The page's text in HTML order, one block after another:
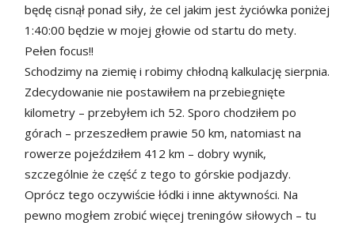
będę cisnął ponad siły, że cel jakim jest życiówka poniżej
1:40:00 będzie w mojej głowie od startu do mety.
Pełen focus!!
Schodzimy na ziemię i robimy chłodną kalkulację sierpnia.
Zdecydowanie nie postawiłem na przebiegnięte
kilometry – przebyłem ich 52. Sporo chodziłem po
górach – przeszedłem prawie 50 km, natomiast na
rowerze pojeździłem 412 km – dobry wynik,
szczególnie że część z tego to górskie podjazdy.
Oprócz tego oczywiście łódki i inne aktywności. Na
pewno mogłem zrobić więcej treningów siłowych – tu